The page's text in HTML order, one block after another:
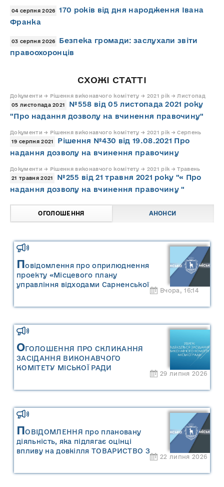
04 серпня 2026
170 років від дня народження Івана
Франка
03 серпня 2026
Безпека громади: заслухали звіти
правоохоронців
СХОЖІ СТАТТІ
Документи → Рішення виконавчого комітету → 2021 рік → Листопад
05 листопада 2021
№558 від 05 листопада 2021 року
"Про надання дозволу на вчинення правочину"
Документи → Рішення виконавчого комітету → 2021 рік → Серпень
19 серпня 2021
Рішення №430 від 19.08.2021 Про
надання дозволу на вчинення правочину
Документи → Рішення виконавчого комітету → 2021 рік → Травень
21 травня 2021
№255 від 21 травня 2021 року "« Про
надання дозволу на вчинення правочину "
ОГОЛОШЕННЯ АНОНСИ
Повідомлення про оприлюднення
проекту «Місцевого плану
управління відходами Сарненської
міської територіальної громади» та
управління відходами Сарненської
міської територіальної громади»
Вчора, 16:14
ОГОЛОШЕННЯ ПРО СКЛИКАННЯ
ЗАСІДАННЯ ВИКОНАВЧОГО
КОМІТЕТУ МІСЬКОЇ РАДИ
29 липня 2026
ПОВІДОМЛЕННЯ про плановану
діяльність, яка підлягає оцінці
впливу на довкілля ТОВАРИСТВО З
22 липня 2026